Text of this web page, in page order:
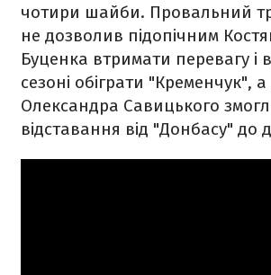
чотири шайби. Провальний
не дозволив підопічним
Буценка втримати перевагу і
сезоні обіграти "Кременчук", а
Олександра Савицького
відставання від "Донбасу" до